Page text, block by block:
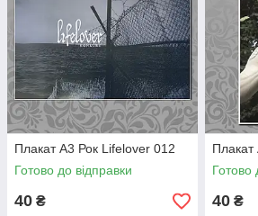
Плакат А3 Рок Lifelover 012
Готово до відправки
40 ₴
Плакат
Готово
40 ₴